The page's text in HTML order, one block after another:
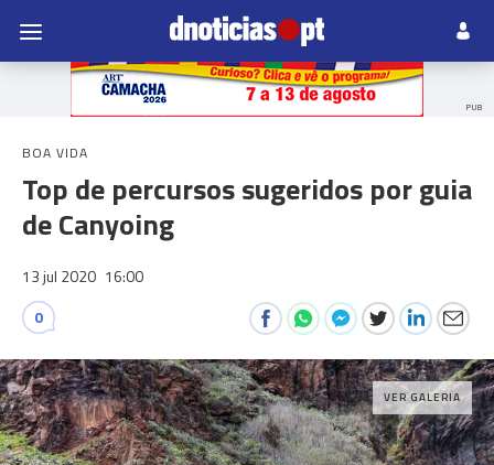
PUB
BOA VIDA
Top de percursos sugeridos por guia
de Canyoing
13 jul 2020 16:00
0
VER GALERIA